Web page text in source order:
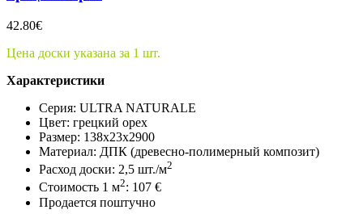
42.80€
Цена доски указана за 1 шт.
Характеристики
Серия: ULTRA NATURALE
Цвет: грецкий орех
Размер: 138x23x2900
Материал: ДПК (древесно-полимерный композит)
Расход доски: 2,5 шт./м2
Стоимость 1 м2: 107 €
Продается поштучно